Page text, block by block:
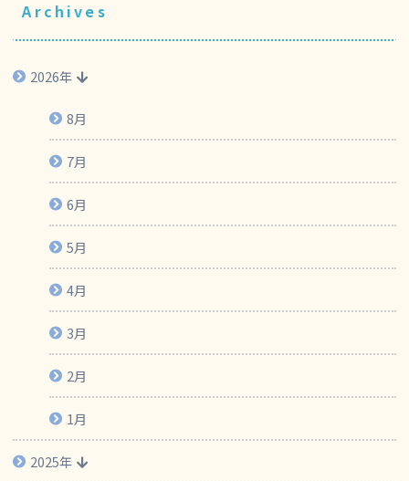
Archives
2026年
8月
7月
6月
5月
4月
3月
2月
1月
2025年